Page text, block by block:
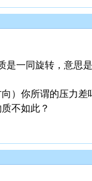
一同旋转，意思
）你所谓的压力差
不如此？